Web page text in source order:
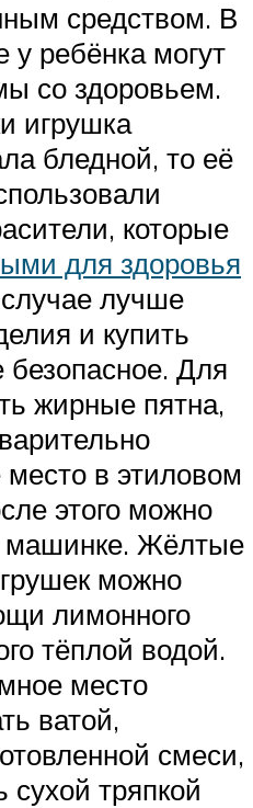
средством. В
у ребёнка могут
со здоровьем.
игрушка
бледной, то её
которые
для здоровья
лучше
и купить
безопасное. Для
жирные пятна,
место в этиловом
этого можно
машинке. Жёлтые
можно
лимонного
тёплой водой.
место
ватой,
смеси,
сухой тряпкой